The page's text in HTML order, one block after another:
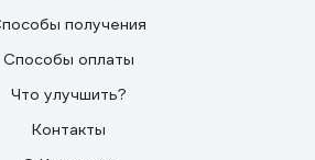
получения
Способы оплаты
Что улучшить?
Контакты